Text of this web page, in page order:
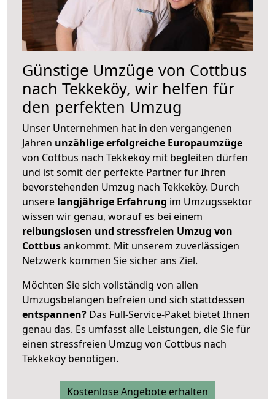
Günstige Umzüge von Cottbus
nach Tekkeköy, wir helfen für
den perfekten Umzug
Unser Unternehmen hat in den vergangenen
Jahren unzählige erfolgreiche Europaumzüge
von Cottbus nach Tekkeköy mit begleiten dürfen
und ist somit der perfekte Partner für Ihren
bevorstehenden Umzug nach Tekkeköy. Durch
unsere langjährige Erfahrung im Umzugssektor
wissen wir genau, worauf es bei einem
reibungslosen und stressfreien Umzug von
Cottbusankommt. Mit unserem zuverlässigen
Netzwerk kommen Sie sicher ans Ziel.
Möchten Sie sich vollständig von allen
Umzugsbelangen befreien und sich stattdessen
entspannen? Das Full-Service-Paket bietet Ihnen
genau das. Es umfasst alle Leistungen, die Sie für
einen stressfreien Umzug von Cottbus nach
Tekkeköy benötigen.
Kostenlose Angebote erhalten